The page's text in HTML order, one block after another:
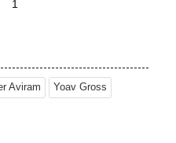
un "uomo d'onore", un poliziotto
modo non ufficiale, ma a
le mani legate e la sua autorità
sua famiglia avida e meschina
nella sua vita.
di un poliziotto onesto e
1
Aviram Yoav Gross